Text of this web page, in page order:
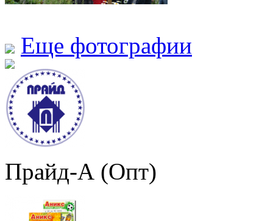
Еще фотографии
Прайд-А (Опт)